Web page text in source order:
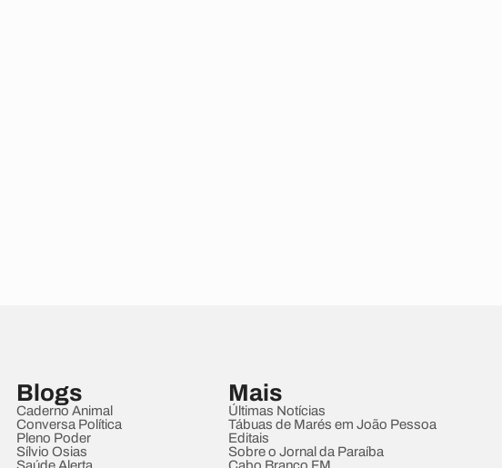
Blogs
Caderno Animal
Conversa Política
Pleno Poder
Sílvio Osias
Mais
Últimas Notícias
Tábuas de Marés em João Pessoa
Editais
Sobre o Jornal da Paraíba